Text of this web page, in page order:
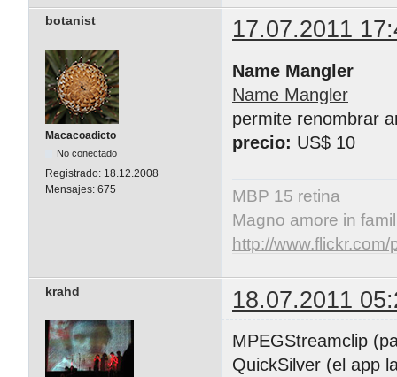
botanist 17.07.2011
Macacoadicto
No conectado
Registrado: 18.12.2008
Mensajes: 675
Name Mangler
Name Mangler
permite renombrar
precio: US$ 10
MBP 15 retina
Magno amore in
http://
krahd 18.07.2011
MPEGStreamclip
QuickSilver (el app